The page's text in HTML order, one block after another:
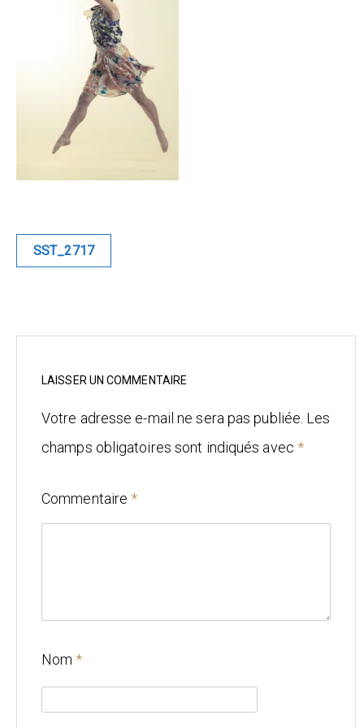
Renaissance
Afrofuturiste
Sunustreet
Fashion
Industrielle
Mariage
Architecture
Navigation
SST_2717
LAISSER UN COMMENTAIRE
Votre adresse e-mail ne sera pas publiée. Les
champs obligatoires sont indiqués avec *
Commentaire *
Nom *